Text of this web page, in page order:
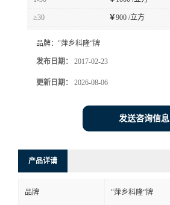
方
≥30 ￥900 /立方
品牌： "萍乡科隆“牌
发布日期： 2017-02-23
更新日期： 2026-08-06
发送咨询信息
产品详请
品牌 "萍乡科隆“牌